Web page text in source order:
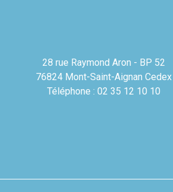
28 rue Raymond Aron - BP 52
76824 Mont-Saint-Aignan Cedex
Téléphone : 02 35 12 10 10